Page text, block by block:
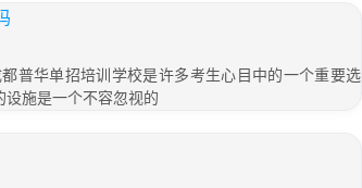
普华单招培训学校是许多考生心目中的一个重要选
施是一个不容忽视的